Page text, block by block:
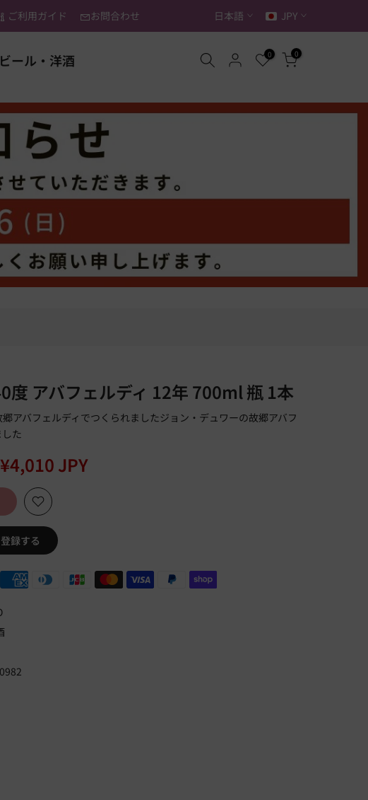
ご利用ガイド お問合わせ 日本語 JPY
ビール・洋酒 0 0
度 アバフェルディ 12年 700ml 瓶 1本
アバフェルディでつくられましたジョン・デュワーの故郷アバフ
た
¥4,010 JPY
録する